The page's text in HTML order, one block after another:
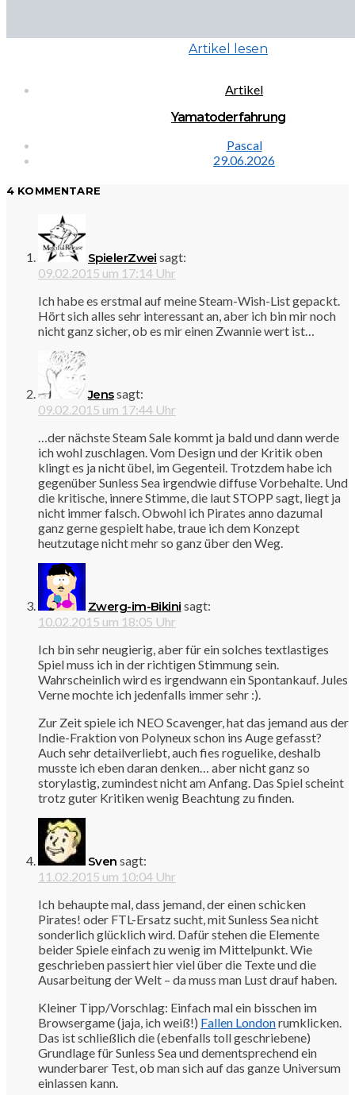
Artikel lesen
Artikel
Yamatoderfahrung
Pascal
29.06.2026
4 KOMMENTARE
SpielerZwei sagt:
09.02.2015 um 17:14 Uhr
Ich habe es erstmal auf meine Steam-Wish-List gepackt.
Hört sich alles sehr interessant an, aber ich bin mir noch
nicht ganz sicher, ob es mir einen Zwannie wert ist…
Jenssagt:
09.02.2015 um 17:44 Uhr
…der nächste Steam Sale kommt ja bald und dann werde
ich wohl zuschlagen. Vom Design und der Kritik oben
klingt es ja nicht übel, im Gegenteil. Trotzdem habe ich
gegenüber Sunless Sea irgendwie diffuse Vorbehalte. Und
die kritische, innere Stimme, die laut STOPP sagt, liegt ja
nicht immer falsch. Obwohl ich Pirates anno dazumal
ganz gerne gespielt habe, traue ich dem Konzept
heutzutage nicht mehr so ganz über den Weg.
Zwerg-im-Bikini sagt:
10.02.2015 um 18:05 Uhr
Ich bin sehr neugierig, aber für ein solches textlastiges
Spiel muss ich in der richtigen Stimmung sein.
Wahrscheinlich wird es irgendwann ein Spontankauf. Jules
Verne mochte ich jedenfalls immer sehr :).
Zur Zeit spiele ich NEO Scavenger, hat das jemand aus der
Indie-Fraktion von Polyneux schon ins Auge gefasst?
Auch sehr detailverliebt, auch fies roguelike, deshalb
musste ich eben daran denken… aber nicht ganz so
storylastig, zumindest nicht am Anfang. Das Spiel scheint
trotz guter Kritiken wenig Beachtung zu finden.
Sven sagt:
11.02.2015 um 10:04 Uhr
Ich behaupte mal, dass jemand, der einen schicken
Pirates! oder FTL-Ersatz sucht, mit Sunless Sea nicht
sonderlich glücklich wird. Dafür stehen die Elemente
beider Spiele einfach zu wenig im Mittelpunkt. Wie
geschrieben passiert hier viel über die Texte und die
Ausarbeitung der Welt – da muss man Lust drauf haben.
Kleiner Tipp/Vorschlag: Einfach mal ein bisschen im
Browsergame (jaja, ich weiß!) Fallen Londonrumklicken.
Das ist schließlich die (ebenfalls toll geschriebene)
Grundlage für Sunless Sea und dementsprechend ein
wunderbarer Test, ob man sich auf das ganze Universum
einlassen kann.